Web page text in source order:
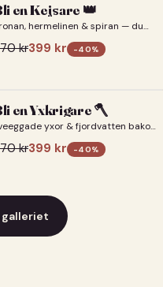
en Kejsare 👑
hermelinen & spiran — du
kr399 kr -40%
en Yxkrigare 🪓
yxor & fjordvatten bakom
kr399 kr -40%
galleriet